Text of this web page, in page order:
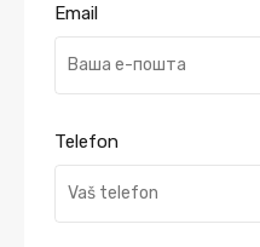
Email
Telefon